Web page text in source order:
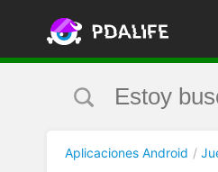
Aplicaciones Android